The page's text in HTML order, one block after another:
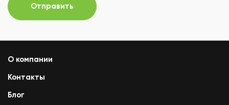
Отправить
О компании
Контакты
Блог